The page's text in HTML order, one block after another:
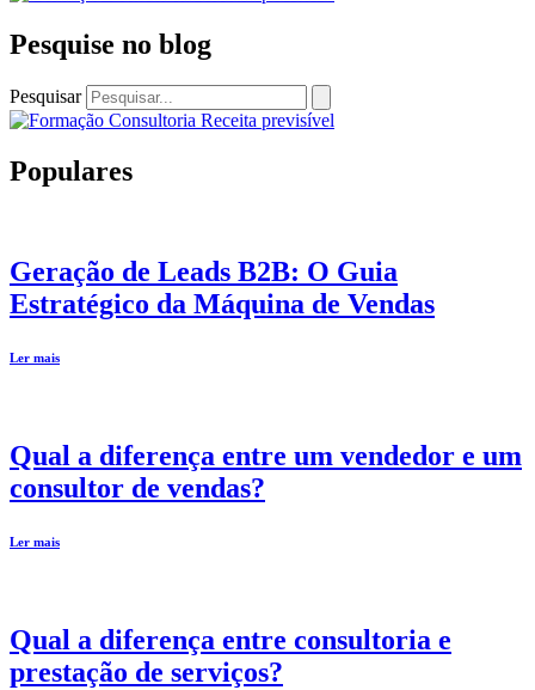
Pesquise no blog
Pesquisar
Populares
Geração de Leads B2B: O Guia
Estratégico da Máquina de Vendas
Ler mais
Qual a diferença entre um vendedor e um
consultor de vendas?
Ler mais
Qual a diferença entre consultoria e
prestação de serviços?